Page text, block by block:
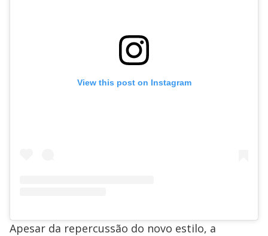
View this post on Instagram
Apesar da repercussão do novo estilo, a